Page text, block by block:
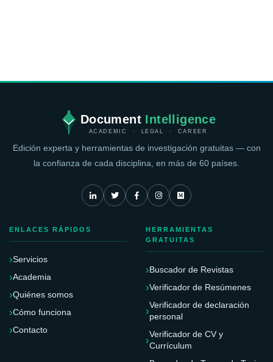
Document Intelligence
ACADEMIC · LEGAL · CAREER
Edición experta y herramientas de investigación gratuitas — con
la confianza de cada disciplina, en más de 60 países.
ENLACES RÁPIDOS
Servicios
Academia
Quiénes somos
Cómo funciona
Contacto
HERRAMIENTAS
GRATUITAS
Buscador de Revistas
Verificador de Resúmenes
Verificador de declaración
personal
Verificador de CV y
Currículum